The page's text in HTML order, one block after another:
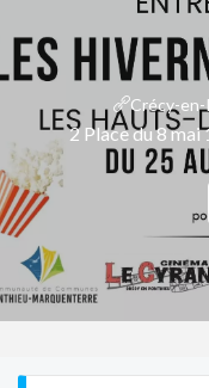
Crécy-en-
2 Place du 8